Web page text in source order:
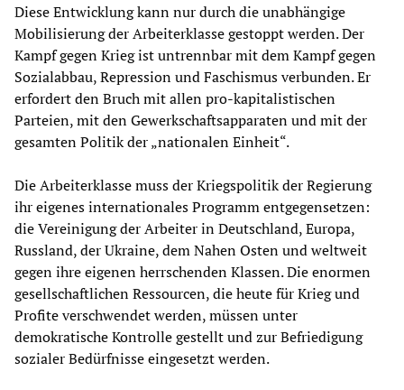
Diese Entwicklung kann nur durch die unabhängige
Mobilisierung der Arbeiterklasse gestoppt werden. Der
Kampf gegen Krieg ist untrennbar mit dem Kampf gegen
Sozialabbau, Repression und Faschismus verbunden. Er
erfordert den Bruch mit allen pro-kapitalistischen
Parteien, mit den Gewerkschaftsapparaten und mit der
gesamten Politik der „nationalen Einheit“.
Die Arbeiterklasse muss der Kriegspolitik der Regierung
ihr eigenes internationales Programm entgegensetzen:
die Vereinigung der Arbeiter in Deutschland, Europa,
Russland, der Ukraine, dem Nahen Osten und weltweit
gegen ihre eigenen herrschenden Klassen. Die enormen
gesellschaftlichen Ressourcen, die heute für Krieg und
Profite verschwendet werden, müssen unter
demokratische Kontrolle gestellt und zur Befriedigung
sozialer Bedürfnisse eingesetzt werden.